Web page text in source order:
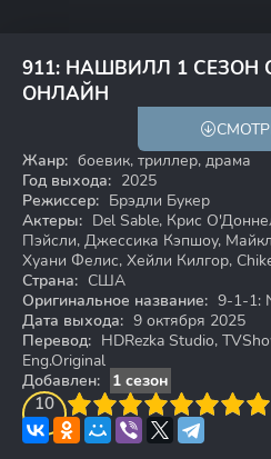
911: НАШВИЛЛ 1 СЕЗОН
ОНЛАЙН
Жанр: боевик, триллер, драма
Год выхода: 2025
Режиссер: Брэдли Букер
Актеры: Del Sable, Крис
Пэйсли, Джессика Кэпшоу,
Хуани Фелис, Хейли Килгор,
Страна: США
Оригинальное название: 9-1-1:
Дата выхода: 9 октября 2025
Перевод: HDRezka Studio,
Eng.Original
Добавлен:
1 сезон
10
4 5 6 7 8 9 10